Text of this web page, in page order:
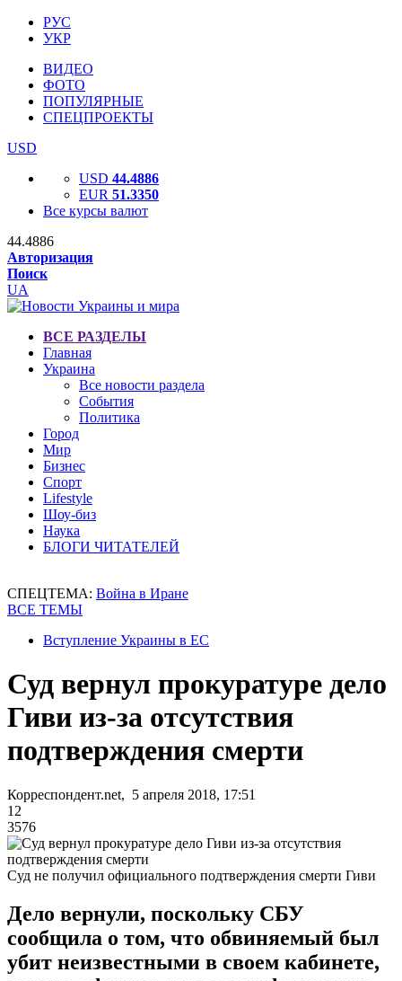
РУС
УКР
ВИДЕО
ФОТО
ПОПУЛЯРНЫЕ
СПЕЦПРОЕКТЫ
USD
USD 44.4886
EUR 51.3350
Все курсы валют
44.4886
Авторизация
Поиск
UA
ВСЕ РАЗДЕЛЫ
Главная
Украина
Все новости раздела
События
Политика
Город
Мир
Бизнес
Спорт
Lifestyle
Шоу-биз
Наука
БЛОГИ ЧИТАТЕЛЕЙ
СПЕЦТЕМА: Война в Иране
ВСЕ ТЕМЫ
Вступление Украины в ЕС
Суд вернул прокуратуре дело
Гиви из-за отсутствия
подтверждения смерти
Корреспондент.net, 5 апреля 2018, 17:51
12
3576
Суд не получил официального подтверждения смерти Гиви
Дело вернули, поскольку СБУ
сообщила о том, что обвиняемый был
убит неизвестными в своем кабинете,